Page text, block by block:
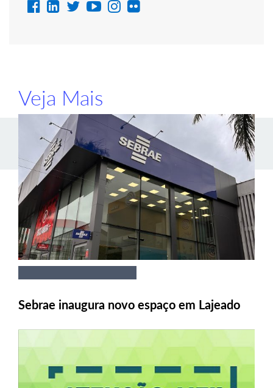
Veja Mais
Sebrae inaugura novo espaço em Lajeado